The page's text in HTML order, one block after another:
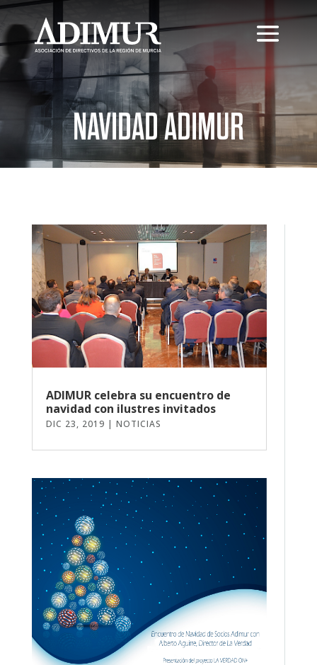
NAVIDAD ADIMUR
ADIMUR celebra su encuentro de
navidad con ilustres invitados
DIC 23, 2019 | NOTICIAS